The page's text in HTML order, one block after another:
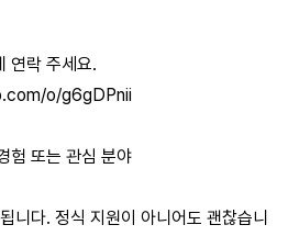
연락 주세요.
o/g6gDPnii
험 또는 관심 분야
니다. 정식 지원이 아니어도 괜찮습니